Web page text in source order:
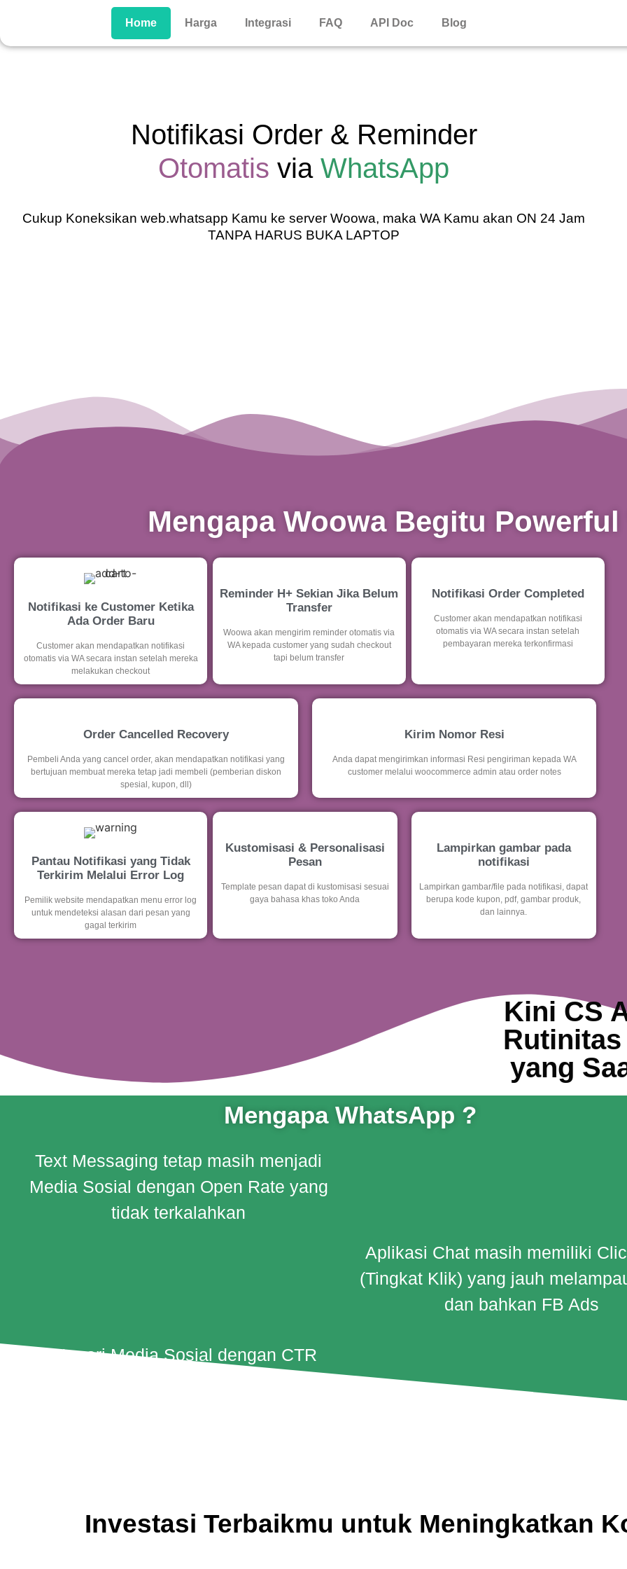
Home Harga Integrasi FAQ API Doc Blog
Notifikasi Order & Reminder
Otomatis via WhatsApp
Cukup Koneksikan web.whatsapp Kamu ke server Woowa, maka WA Kamu akan ON 24 Jam
TANPA HARUS BUKA LAPTOP
Mengapa Woowa Begitu
Notifikasi ke Customer Ketika
Ada Order Baru
Customer akan mendapatkan notifikasi
otomatis via WA secara instan setelah mereka
melakukan checkout
Reminder H+ Sekian Jika Belum
Transfer
Woowa akan mengirim reminder otomatis via
WA kepada customer yang sudah checkout
tapi belum transfer
Notifikasi Order Completed
Customer akan mendapatkan notifikasi
otomatis via WA secara instan setelah
pembayaran mereka terkonfirmasi
Order Cancelled Recovery
Pembeli Anda yang cancel order, akan mendapatkan notifikasi yang
bertujuan membuat mereka tetap jadi membeli (pemberian diskon
spesial, kupon, dll)
Kirim Nomor Resi
Anda dapat mengirimkan informasi Resi pengiriman kepada WA
customer melalui woocommerce admin atau order notes
Pantau Notifikasi yang Tidak
Terkirim Melalui Error Log
Pemilik website mendapatkan menu error log
untuk mendeteksi alasan dari pesan yang
gagal terkirim
Kustomisasi & Personalisasi
Pesan
Template pesan dapat di kustomisasi sesuai
gaya bahasa khas toko Anda
Lampirkan gambar pada
notifikasi
Lampirkan gambar/file pada notifikasi, dapat
berupa kode kupon, pdf, gambar produk,
dan lainnya.
Kini CS
yang
Mengapa WhatsApp ?
Text Messaging tetap masih menjadi
Media Sosial dengan Open Rate yang
tidak terkalahkan
Aplikasi Chat masih memiliki
(Tingkat Klik) yang jauh
dan bahkan FB Ads
Kategori Media Sosial dengan CTR
tertinggi dibandingkan Email dan media
Investasi Terbaikmu untuk Meningkatkan